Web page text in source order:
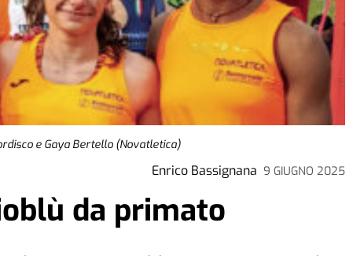
e Gaya Bertello (Novatletica)
Enrico Bassignana 9 GIUGNO 2025
da primato